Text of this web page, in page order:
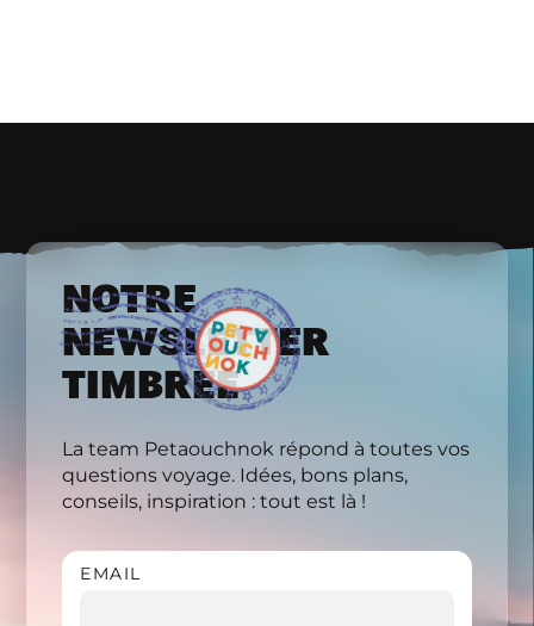
NOTRE
NEWSLETTER
TIMBRÉE
La team Petaouchnok répond à toutes vos
questions voyage. Idées, bons plans,
conseils, inspiration : tout est là !
EMAIL